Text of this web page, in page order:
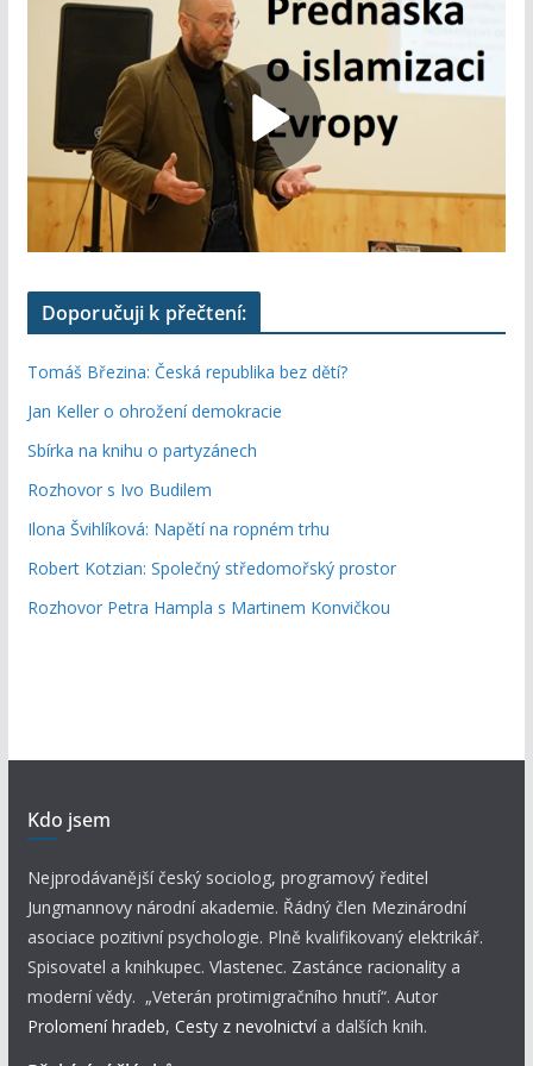
Doporučuji k přečtení:
Tomáš Březina: Česká republika bez dětí?
Jan Keller o ohrožení demokracie
Sbírka na knihu o partyzánech
Rozhovor s Ivo Budilem
Ilona Švihlíková: Napětí na ropném trhu
Robert Kotzian: Společný středomořský prostor
Rozhovor Petra Hampla s Martinem Konvičkou
Kdo jsem
Nejprodávanější český sociolog, programový ředitel
Jungmannovy národní akademie. Řádný člen Mezinárodní
asociace pozitivní psychologie. Plně kvalifikovaný elektrikář.
Spisovatel a knihkupec. Vlastenec. Zastánce racionality a
moderní vědy. „Veterán protimigračního hnutí“. Autor
Prolomení hradeb, Cesty z nevolnictví a dalších knih.